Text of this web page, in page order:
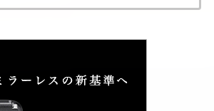
索: